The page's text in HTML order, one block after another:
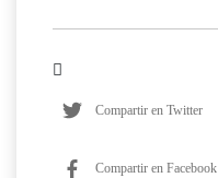
Compartir en Twitter
Compartir en Facebook